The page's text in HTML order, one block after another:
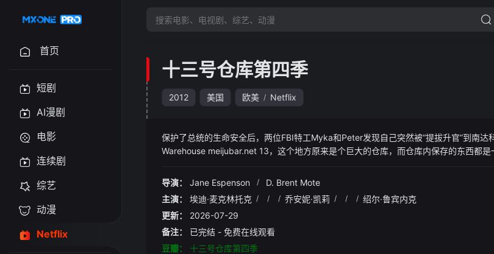
首页
短剧
AI漫剧
电影
连续剧
综艺
动漫
Netflix
十三号仓库第四季
2012 美国 欧美 / Netflix
保护了总统的生命安全后，两位FBI特工Myka和Peter发现自己突然被“提拔升官”到南达
Warehouse meijubar.net 13，这个地方原来是个巨大的仓库，而仓库内保存的东西都是
导演：
Jane Espenson /
D. Brent Mote
主演：
埃迪·麦克林托克 / / / 乔安妮·凯莉 / / / 绍尔·鲁宾内克
更新：
2026-07-29
备注：
已完结 - 免费在线观看
豆瓣：
十三号仓库第四季